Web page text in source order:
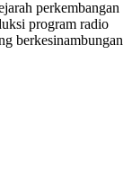
perkembangan
program radio
berkesinambungan